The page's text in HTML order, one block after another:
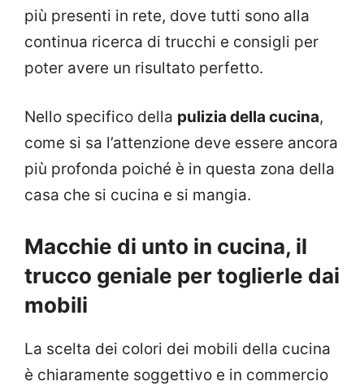
più presenti in rete, dove tutti sono alla
continua ricerca di trucchi e consigli per
poter avere un risultato perfetto.
Nello specifico della pulizia della cucina,
come si sa l’attenzione deve essere ancora
più profonda poiché è in questa zona della
casa che si cucina e si mangia.
Macchie di unto in cucina, il
trucco geniale per toglierle dai
mobili
La scelta dei colori dei mobili della cucina
è chiaramente soggettivo e in commercio